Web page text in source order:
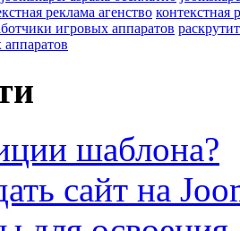
реклама агенство контекстная
игровых аппаратов
шаблона?
сайт на